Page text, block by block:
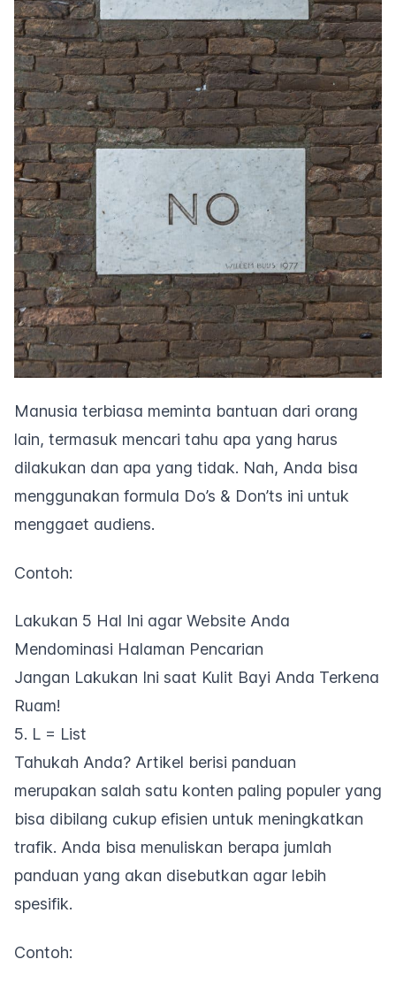
Manusia terbiasa meminta bantuan dari orang
lain, termasuk mencari tahu apa yang harus
dilakukan dan apa yang tidak. Nah, Anda bisa
menggunakan formula Do’s & Don’ts ini untuk
menggaet audiens.
Contoh:
Lakukan 5 Hal Ini agar Website Anda
Mendominasi Halaman Pencarian
Jangan Lakukan Ini saat Kulit Bayi Anda Terkena
Ruam!
5. L = List
Tahukah Anda? Artikel berisi panduan
merupakan salah satu konten paling populer yang
bisa dibilang cukup efisien untuk meningkatkan
trafik. Anda bisa menuliskan berapa jumlah
panduan yang akan disebutkan agar lebih
spesifik.
Contoh: